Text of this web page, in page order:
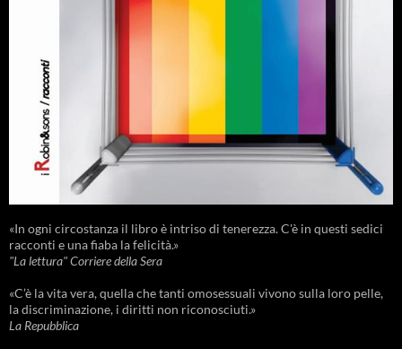
«In ogni circostanza il libro è intriso di tenerezza. C'è in questi sedici
racconti e una fiaba la felicità.»
"La lettura" Corriere della Sera
«C’è la vita vera, quella che tanti omosessuali vivono sulla loro pelle,
la discriminazione, i diritti non riconosciuti.»
La Repubblica